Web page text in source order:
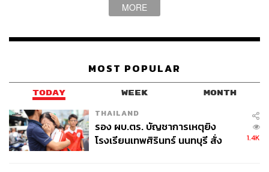
MORE
MOST POPULAR
TODAY WEEK MONTH
THAILAND
รอง ผบ.ตร. บัญชาการเหตุยิง
โรงเรียนเทพศิรินทร์ นนทบุรี สั่ง
1.4K